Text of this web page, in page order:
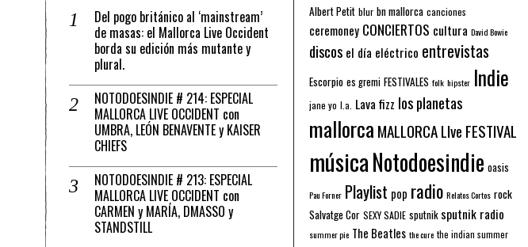
Del pogo británico al ‘mainstream’
de masas: el Mallorca Live Occident
borda su edición más mutante y
plural.
NOTODOESINDIE # 214: ESPECIAL
MALLORCA LIVE OCCIDENT con
UMBRA, LEÓN BENAVENTE y KAISER
CHIEFS
NOTODOESINDIE # 213: ESPECIAL
MALLORCA LIVE OCCIDENT con
CARMEN y MARÍA, DMASSO y
STANDSTILL
Albert Petit blur bn mallorca canciones
ceremoney CONCIERTOS cultura David Bowie
discos el día eléctrico entrevistas
Escorpio es gremi FESTIVALES folk hipster Indie
jane yo l.a. Lava fizz los planetas
mallorca MALLORCA LIve FESTIVAL
músicaNotodoesindie oasis
Pau Forner Playlist pop radio Relatos Cortos rock
Salvatge Cor SEXY SADIE sputnik sputnik radio
summer pie The Beatles the cure the indian summer